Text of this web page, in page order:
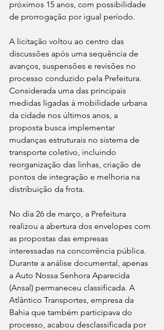
próximos 15 anos, com possibilidade
de prorrogação por igual período.
A licitação voltou ao centro das
discussões após uma sequência de
avanços, suspensões e revisões no
processo conduzido pela Prefeitura.
Considerada uma das principais
medidas ligadas à mobilidade urbana
da cidade nos últimos anos, a
proposta busca implementar
mudanças estruturais no sistema de
transporte coletivo, incluindo
reorganização das linhas, criação de
pontos de integração e melhoria na
distribuição da frota.
No dia 26 de março, a Prefeitura
realizou a abertura dos envelopes com
as propostas das empresas
interessadas na concorrência pública.
Durante a análise documental, apenas
a Auto Nossa Senhora Aparecida
(Ansal) permaneceu classificada. A
Atlântico Transportes, empresa da
Bahia que também participava do
processo, acabou desclassificada por